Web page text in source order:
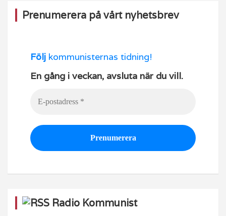
Prenumerera på vårt nyhetsbrev
Följ kommunisternas tidning!
En gång i veckan, avsluta när du vill.
Radio Kommunist